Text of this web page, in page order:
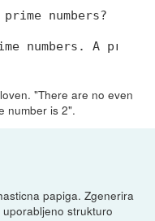
numbers?
numbers. A prime
"There are no even
number is 2".
papiga. Zgenerira
strukturo